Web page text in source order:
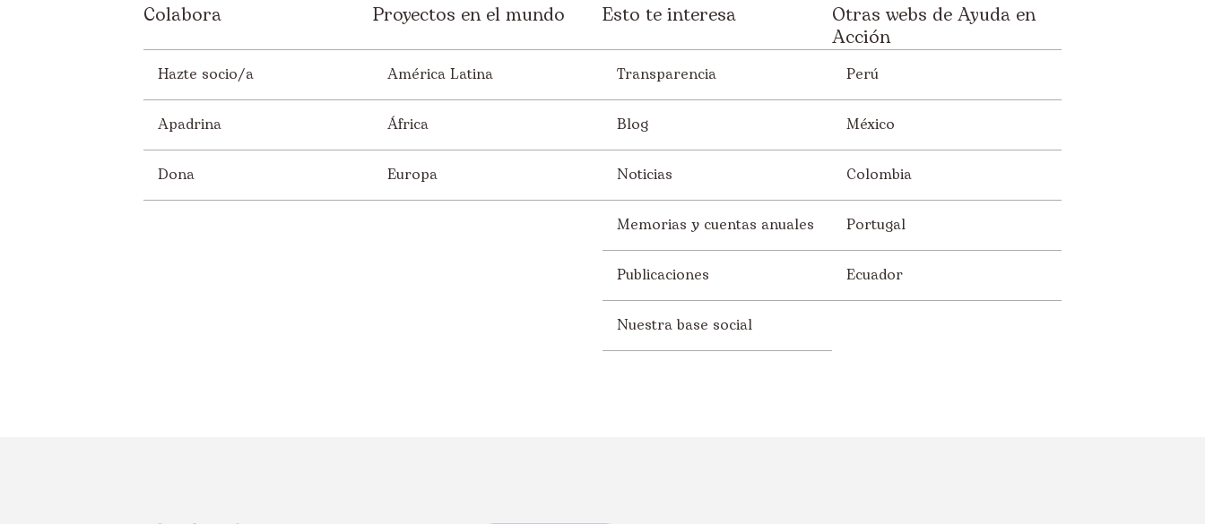
Colabora
Hazte socio/a
Apadrina
Dona
Proyectos en el mundo
América Latina
África
Europa
Esto te interesa
Transparencia
Blog
Noticias
Memorias y cuentas anuales
Publicaciones
Nuestra base social
Otras webs de Ayuda en
Acción
Perú
México
Colombia
Portugal
Ecuador